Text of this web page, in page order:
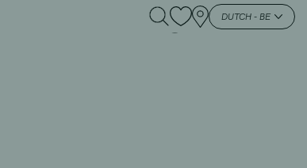
DUTCH - BE
– 13 – OLEN –